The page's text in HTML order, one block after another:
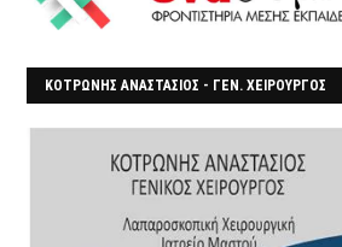
ΚΟΤΡΩΝΗΣ ΑΝΑΣΤΑΣΙΟΣ - ΓΕΝ. ΧΕΙΡΟΥΡΓΟΣ